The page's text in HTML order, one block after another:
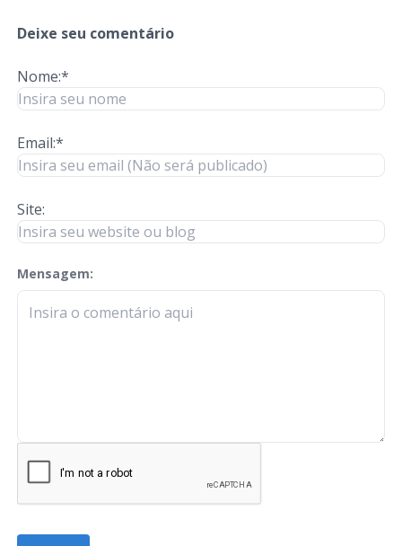
Deixe seu comentário
Nome:*
Email:*
Site:
Mensagem:
check-terms